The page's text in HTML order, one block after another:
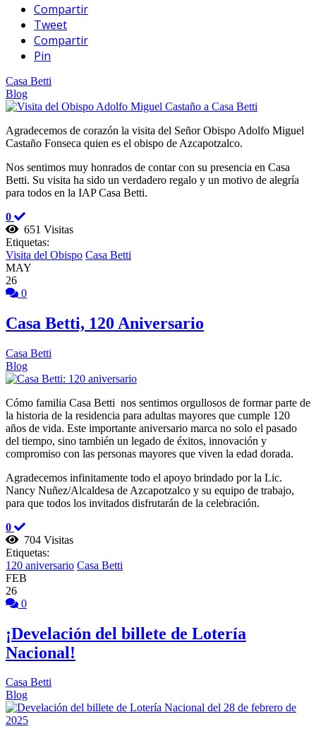
Compartir
Tweet
Compartir
Pin
Casa Betti
Blog
Agradecemos de corazón la visita del Señor Obispo Adolfo Miguel
Castaño Fonseca quien es el obispo de Azcapotzalco.
Nos sentimos muy honrados de contar con su presencia en Casa
Betti. Su visita ha sido un verdadero regalo y un motivo de alegría
para todos en la IAP Casa Betti.
0
651 Visitas
Etiquetas:
Visita del Obispo Casa Betti
MAY
26
0
Casa Betti, 120 Aniversario
Casa Betti
Blog
Cómo familia Casa Betti nos sentimos orgullosos de formar parte de
la historia de la residencia para adultas mayores que cumple 120
años de vida. Este importante aniversario marca no solo el pasado
del tiempo, sino también un legado de éxitos, innovación y
compromiso con las personas mayores que viven la edad dorada.
Agradecemos infinitamente todo el apoyo brindado por la Lic.
Nancy Nuñez/Alcaldesa de Azcapotzalco y su equipo de trabajo,
para que todos los invitados disfrutarán de la celebración.
0
704 Visitas
Etiquetas:
120 aniversario Casa Betti
FEB
26
0
¡Develación del billete de Lotería
Nacional!
Casa Betti
Blog